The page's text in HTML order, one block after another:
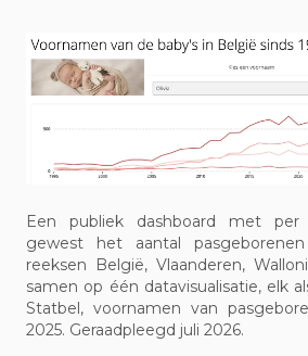
Een publiek dashboard met
gewest het aantal
reeksen België, Vlaanderen,
samen op één datavisualisatie, elk
Statbel, voornamen van
2025. Geraadpleegd juli 2026.